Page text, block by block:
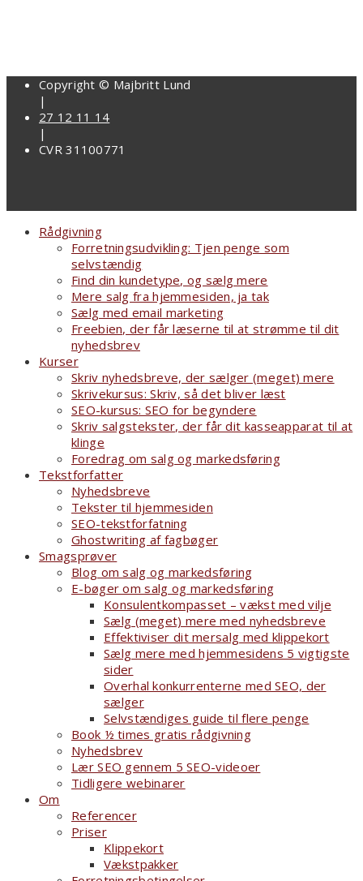
Copyright © Majbritt Lund
|
27 12 11 14
|
CVR 31100771
Rådgivning
Forretningsudvikling: Tjen penge som
selvstændig
Find din kundetype, og sælg mere
Mere salg fra hjemmesiden, ja tak
Sælg med email marketing
Freebien, der får læserne til at strømme til dit
nyhedsbrev
Kurser
Skriv nyhedsbreve, der sælger (meget) mere
Skrivekursus: Skriv, så det bliver læst
SEO-kursus: SEO for begyndere
Skriv salgstekster, der får dit kasseapparat til at
klinge
Foredrag om salg og markedsføring
Tekstforfatter
Nyhedsbreve
Tekster til hjemmesiden
SEO-tekstforfatning
Ghostwriting af fagbøger
Smagsprøver
Blog om salg og markedsføring
E-bøger om salg og markedsføring
Konsulentkompasset – vækst med vilje
Sælg (meget) mere med nyhedsbreve
Effektiviser dit mersalg med klippekort
Sælg mere med hjemmesidens 5 vigtigste
sider
Overhal konkurrenterne med SEO, der
sælger
Selvstændiges guide til flere penge
Book ½ times gratis rådgivning
Nyhedsbrev
Lær SEO gennem 5 SEO-videoer
Tidligere webinarer
Om
Referencer
Priser
Klippekort
Vækstpakker